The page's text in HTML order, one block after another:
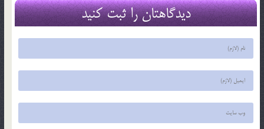
دیدگاهتان را ثبت کنید